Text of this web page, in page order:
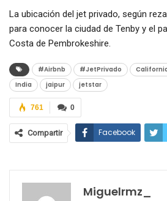
La ubicación del jet privado, según
para conocer la ciudad de Tenby y el
Costa de Pembrokeshire.
#Airbnb #JetPrivado
India
jaipur jetstar
0
761
Compartir Facebook
Miguelrmz_